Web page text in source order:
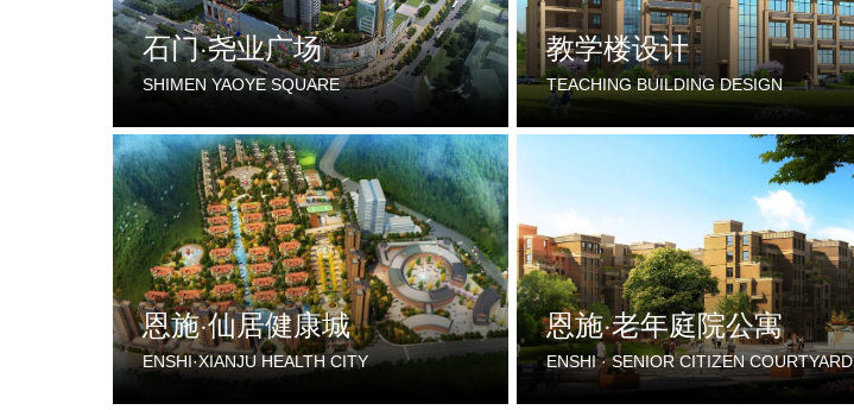
石门·尧业广场
SHIMEN YAOYE SQUARE
教学楼设计
TEACHING BUILDING DESIGN
恩施·仙居健康城
ENSHI·XIANJU HEALTH CITY
恩施·老年庭院公寓